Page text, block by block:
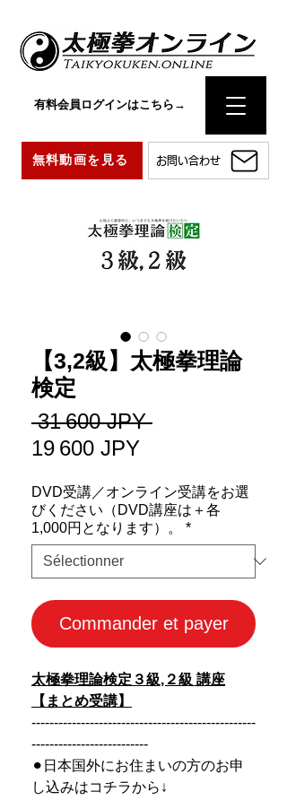
お問い合わせ
無料動画を見る
有料会員ログインはこちら→
【3,2級】太極拳理論
検定
31 600 JPY Prix
19 600 JPYPrix
DVD受講／オンライン受講をお選
びください（DVD講座は＋各
1,000円となります）。
*
Commander et payer
太極拳理論検定３級,２級 講座
【まとめ受講】
--------------------------------------------------
--------------------------
⚫︎日本国外にお住まいの方のお申
し込みはコチラから↓